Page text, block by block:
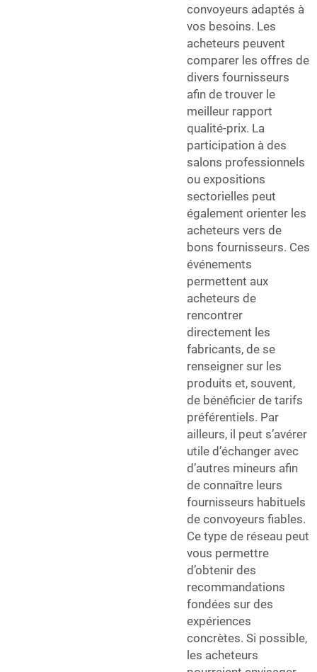
convoyeurs adaptés à
vos besoins. Les
acheteurs peuvent
comparer les offres de
divers fournisseurs
afin de trouver le
meilleur rapport
qualité-prix. La
participation à des
salons professionnels
ou expositions
sectorielles peut
également orienter les
acheteurs vers de
bons fournisseurs. Ces
événements
permettent aux
acheteurs de
rencontrer
directement les
fabricants, de se
renseigner sur les
produits et, souvent,
de bénéficier de tarifs
préférentiels. Par
ailleurs, il peut s’avérer
utile d’échanger avec
d’autres mineurs afin
de connaître leurs
fournisseurs habituels
de convoyeurs fiables.
Ce type de réseau peut
vous permettre
d’obtenir des
recommandations
fondées sur des
expériences
concrètes. Si possible,
les acheteurs